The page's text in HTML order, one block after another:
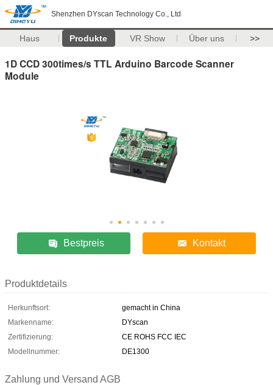
Shenzhen DYscan Technology Co., Ltd
Haus Produkte VR Show Über uns >>
1D CCD 300times/s TTL Arduino Barcode Scanner
Module
Bestpreis Kontakt
Produktdetails
Herkunftsort:
gemacht in China
Markenname:
DYscan
Zertifizierung:
CE ROHS FCC IEC
Modellnummer:
DE1300
Zahlung und Versand AGB